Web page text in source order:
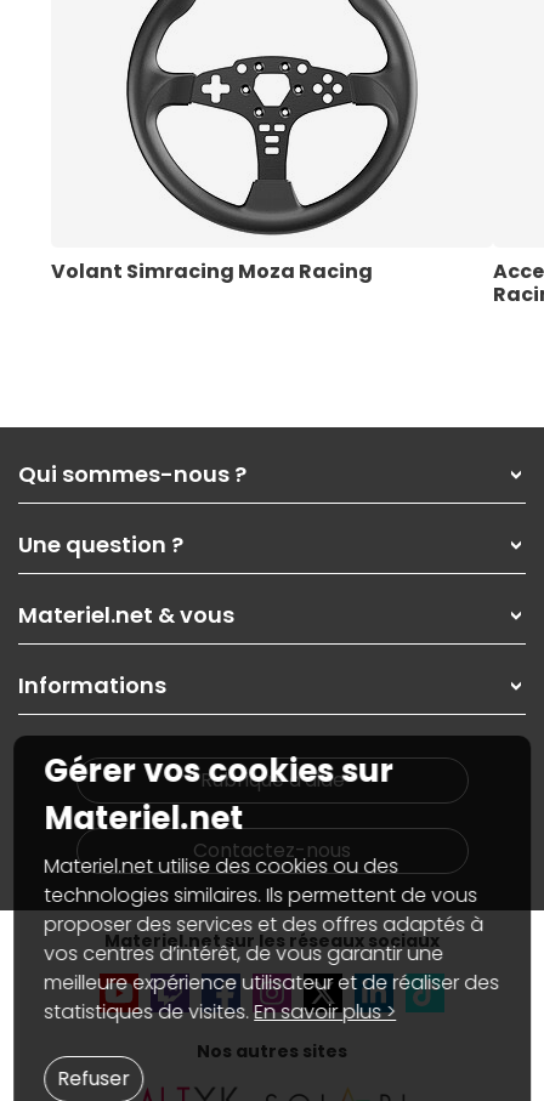
Volant Simracing Moza Racing
Qui sommes-nous ?
Nos services
Les magasins Materiel.net
Nos solutions pour les pros
Contactez-nous
Une question ?
Paiement, livraison
Garanties,Pack Zen
SAV, demander un retour
Informations
Materiel.net & vous
On rachète votre carte graphique
PC sur mesure : Votre RDV personnalisé
Notre démarche écologique
Materiel.net recrute
Notre programme d'affiliation
Partenariat & Sponsoring
Informations
Plan du site
Nos marques
Conditions générales de vente
Marketplace
Informations légales
Données personnellesetcookies
Gérer vos cookies
Accessibilité : non conforme
Rubrique d'aide
Contactez-nous
Materiel.net sur les réseaux sociaux
Nos autres sites
Gérer vos cookies sur
Materiel.net
Materiel.net utilise des cookies ou des
technologies similaires. Ils permettent de vous
proposer des services et des offres adaptés à
vos centres d’intérêt, de vous garantir une
meilleure expérience utilisateur et de réaliser des
statistiques de visites.En savoir plus >
Refuser